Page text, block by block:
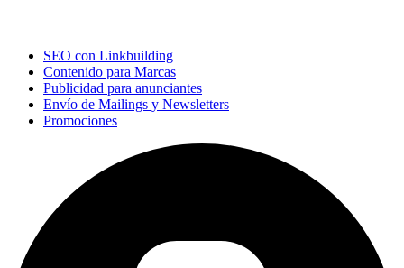
SEO con Linkbuilding
Contenido para Marcas
Publicidad para anunciantes
Envío de Mailings y Newsletters
Promociones